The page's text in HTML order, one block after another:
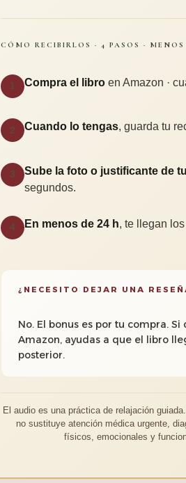
CÓMO RECIBIRLOS · 4 PASOS ·
1 Compra el libro en Amazon ·
2 Cuando lo tengas, guarda tu
3 Sube la foto o justificante de
segundos.
4 En menos de 24 h, te llegan
¿NECESITO DEJAR UNA
No. El bonus es por tu compra.
Amazon, ayudas a que el libro
posterior.
El audio es una práctica de relajación
no sustituye atención médica urgente,
físicos, emocionales y